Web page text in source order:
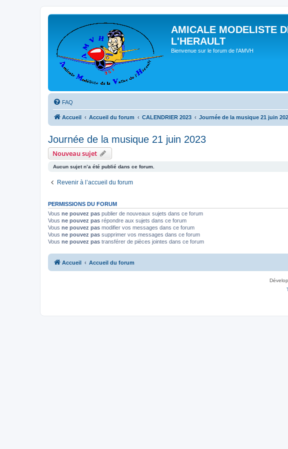
AMICALE MODELISTE
L'HERAULT
Bienvenue sur le forum de l'AMVH
FAQ
Accueil Accueil du forum CALENDRIER 2023 Journée de la musique 21 juin
Journée de la musique 21 juin 2023
Nouveau sujet
Aucun sujet n’a été publié dans ce forum.
Revenir à l’accueil du forum
PERMISSIONS DU FORUM
Vous ne pouvez pas publier de nouveaux sujets dans ce forum
Vous ne pouvez pas répondre aux sujets dans ce forum
Vous ne pouvez pas modifier vos messages dans ce forum
Vous ne pouvez pas supprimer vos messages dans ce forum
Vous ne pouvez pas transférer de pièces jointes dans ce forum
Accueil Accueil du forum